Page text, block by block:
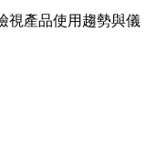
視產品使用趨勢與儀